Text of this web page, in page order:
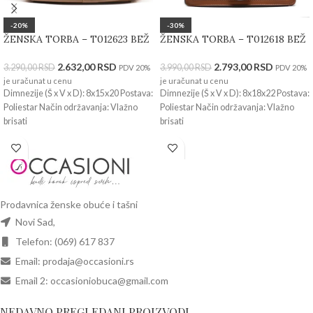
-20%
ŽENSKA TORBA – T012623 BEŽ
3.290,00RSD 2.632,00RSD PDV 20%
je uračunat u cenu
Dimnezije (Š x V x D): 8x15x20 Postava:
Poliestar Način održavanja: Vlažno
brisati
-30%
ŽENSKA TORBA – T012618 BEŽ
3.990,00RSD 2.793,00RSD PDV 20%
je uračunat u cenu
Dimnezije (Š x V x D): 8x18x22 Postava:
Poliestar Način održavanja: Vlažno
brisati
Prodavnica ženske obuće i tašni
Novi Sad,
Telefon: (069) 617 837
Email: prodaja@occasioni.rs
Email 2: occasioniobuca@gmail.com